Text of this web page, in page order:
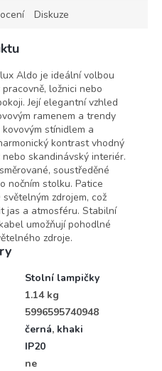
Diskuze
Aldo je ideální volbou
ložnici nebo
Její elegantní vzhled
ramenem a trendy
stínidlem a
kontrast vhodný
skandinávský interiér.
soustředěné
nočním stolku. Patice
zdrojem, což
jas a atmosféru. Stabilní
umožňují pohodlné
zdroje.
Stolní lampičky
1.14 kg
5996595740948
černá, khaki
IP20
ne